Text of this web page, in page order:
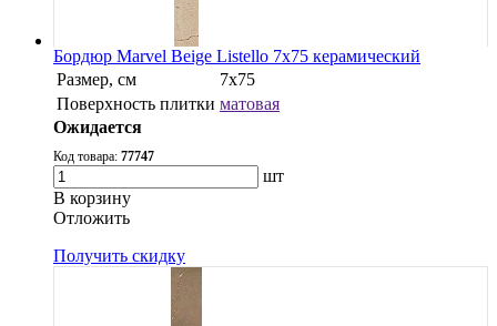
Бордюр Marvel Beige Listello 7x75 керамический
Размер, см
7x75
Поверхность плитки матовая
Ожидается
Код товара: 77747
шт
В корзину
Oтложить
Получить скидку